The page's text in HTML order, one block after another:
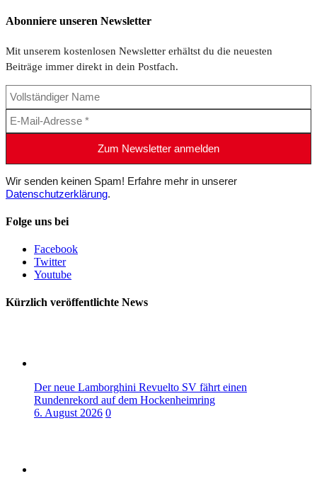
Abonniere unseren Newsletter
Mit unserem kostenlosen Newsletter erhältst du die neuesten
Beiträge immer direkt in dein Postfach.
Wir senden keinen Spam! Erfahre mehr in unserer
Datenschutzerklärung.
Folge uns bei
Facebook
Twitter
Youtube
Kürzlich veröffentlichte News
Der neue Lamborghini Revuelto SV fährt einen
Rundenrekord auf dem Hockenheimring
6. August 2026 0